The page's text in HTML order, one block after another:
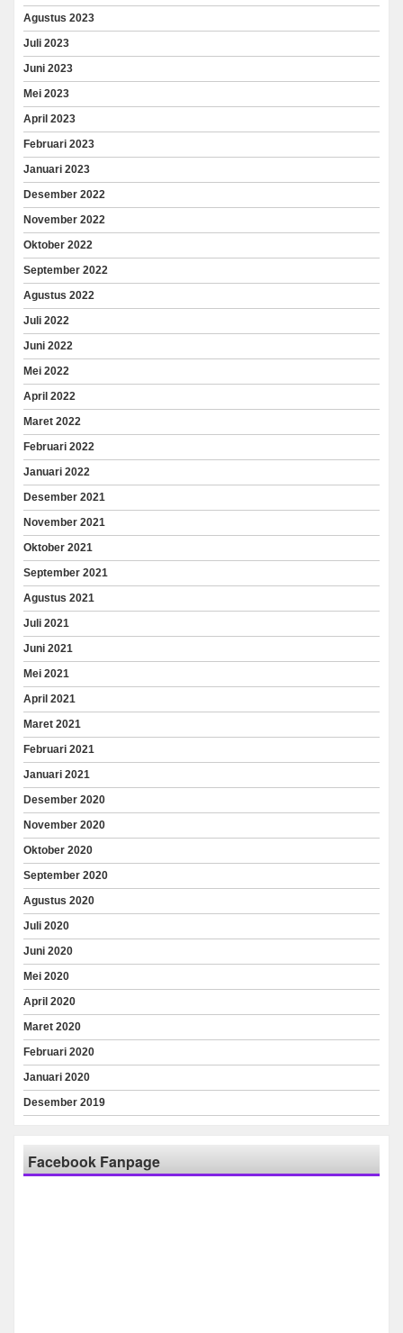
Agustus 2023
Juli 2023
Juni 2023
Mei 2023
April 2023
Februari 2023
Januari 2023
Desember 2022
November 2022
Oktober 2022
September 2022
Agustus 2022
Juli 2022
Juni 2022
Mei 2022
April 2022
Maret 2022
Februari 2022
Januari 2022
Desember 2021
November 2021
Oktober 2021
September 2021
Agustus 2021
Juli 2021
Juni 2021
Mei 2021
April 2021
Maret 2021
Februari 2021
Januari 2021
Desember 2020
November 2020
Oktober 2020
September 2020
Agustus 2020
Juli 2020
Juni 2020
Mei 2020
April 2020
Maret 2020
Februari 2020
Januari 2020
Desember 2019
Facebook Fanpage